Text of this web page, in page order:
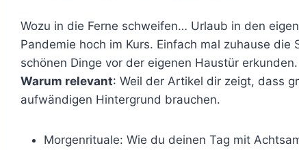
Wozu in die Ferne schweifen… Urlaub in den
Pandemie hoch im Kurs. Einfach mal zuhause die
schönen Dinge vor der eigenen Haustür erkunden.
Warum relevant: Weil der Artikel dir zeigt, dass
aufwändigen Hintergrund brauchen.
Morgenrituale: Wie du deinen Tag mit